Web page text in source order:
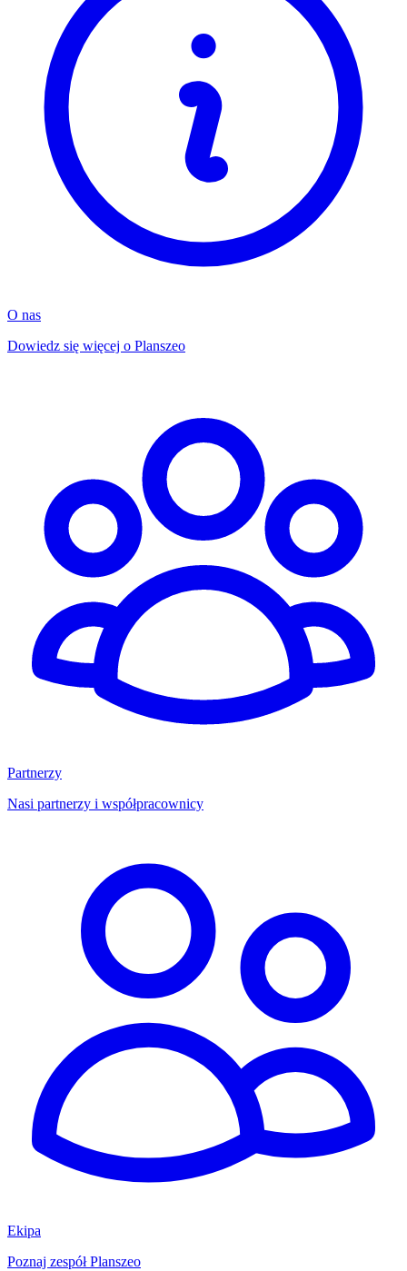
O nas
Dowiedz się więcej o Planszeo
Partnerzy
Nasi partnerzy i współpracownicy
Ekipa
Poznaj zespół Planszeo